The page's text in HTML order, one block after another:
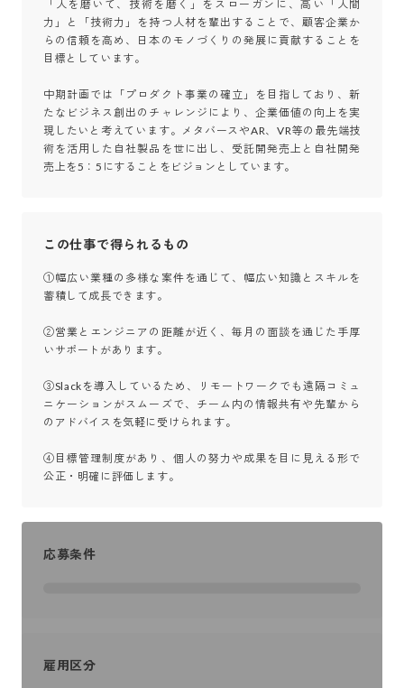
「人を磨いて、技術を磨く」をスローガンに、高い「人間
力」と「技術力」を持つ人材を輩出することで、顧客企業か
らの信頼を高め、日本のモノづくりの発展に貢献することを
目標としています。
中期計画では「プロダクト事業の確立」を目指しており、新
たなビジネス創出のチャレンジにより、企業価値の向上を実
現したいと考えています。メタバースやAR、VR等の最先端技
術を活用した自社製品を世に出し、受託開発売上と自社開発
売上を5：5にすることをビジョンとしています。
この仕事で得られるもの
①幅広い業種の多様な案件を通じて、幅広い知識とスキルを
蓄積して成長できます。
②営業とエンジニアの距離が近く、毎月の面談を通じた手厚
いサポートがあります。
③Slackを導入しているため、リモートワークでも遠隔コミュ
ニケーションがスムーズで、チーム内の情報共有や先輩から
のアドバイスを気軽に受けられます。
④目標管理制度があり、個人の努力や成果を目に見える形で
公正・明確に評価します。
応募条件
雇用区分